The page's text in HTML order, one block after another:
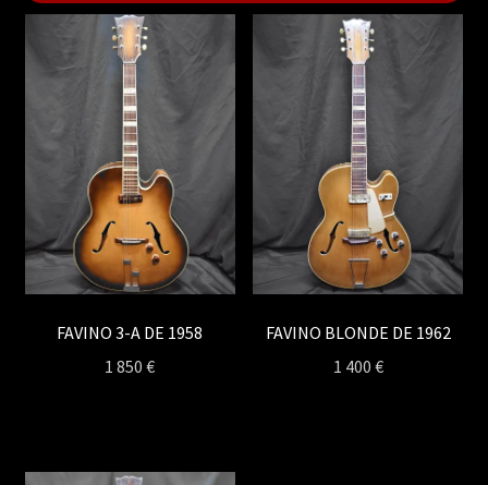
FAVINO 3-A DE 1958
1 850€
FAVINO BLONDE DE 1962
1 400 €